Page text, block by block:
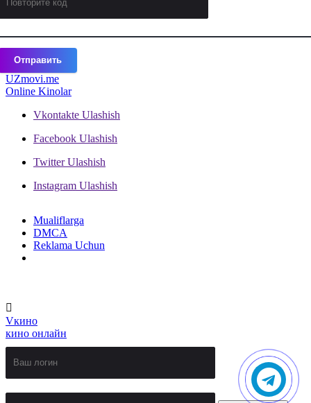
Отправить
UZmovi.me
Online Kinolar
Vkontakte Ulashish
Facebook Ulashish
Twitter Ulashish
Instagram Ulashish
Mualiflarga
DMCA
Reklama Uchun
Vкино
кино онлайн